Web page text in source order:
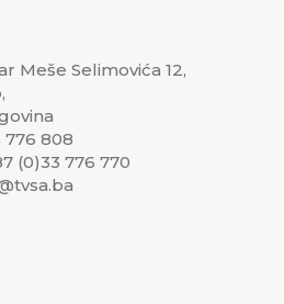
Meše Selimovića 12,
776 808
(0)33 776 770